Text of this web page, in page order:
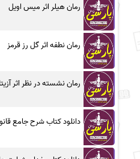
رمان هیلر اثر میس اویل
رمان نطفه اثر گل رز قرمز
رمان نشسته در نظر اثر
دانلود کتاب شرح جامع